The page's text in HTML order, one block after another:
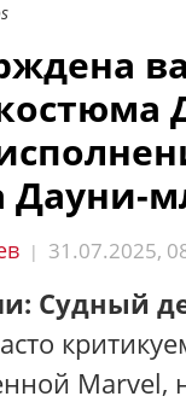
Дауни-
| 31.07.2025,
Судный
Marvel,